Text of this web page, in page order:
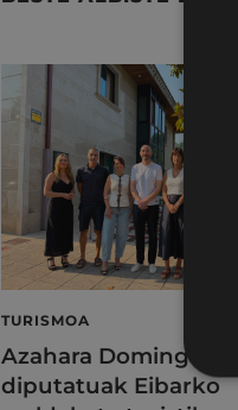
TURISMOA
Azahara Dominguez
diputatuak Eibarko